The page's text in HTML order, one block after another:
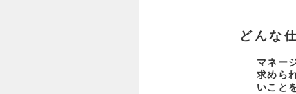
どんな
マネー
求めら
いこと